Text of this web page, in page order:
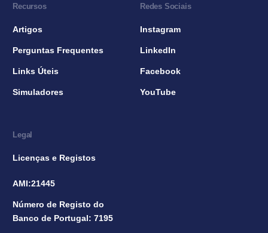
Recursos
Artigos
Perguntas Frequentes
Links Úteis
Simuladores
Redes Sociais
Instagram
LinkedIn
Facebook
YouTube
Legal
Licenças e Registos
AMI:21445
Número de Registo do
Banco de Portugal: 7195